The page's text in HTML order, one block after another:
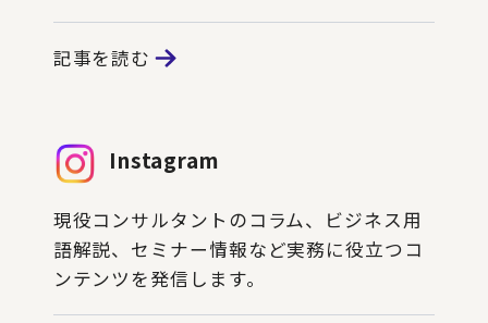
記事を読む
Instagram
現役コンサルタントのコラム、ビジネス用
語解説、セミナー情報など実務に役立つコ
ンテンツを発信します。